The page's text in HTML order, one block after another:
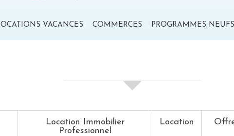
LOCATIONS VACANCES COMMERCES PROGRAMMES
Location Immobilier
Professionnel
Location